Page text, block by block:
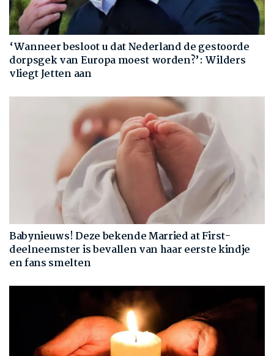
‘Wanneer besloot u dat Nederland de gestoorde
dorpsgek van Europa moest worden?’: Wilders
vliegt Jetten aan
Babynieuws! Deze bekende Married at First-
deelneemster is bevallen van haar eerste kindje
en fans smelten